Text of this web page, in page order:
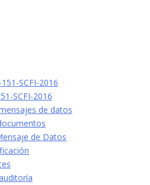
SCFI-2016
SCFI-2016
de datos
de Datos